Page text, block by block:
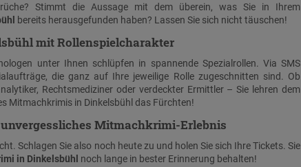
Stimmt die Aussage mit dem überein, was Sie in Ihrem
bereits herausgefunden haben? Lassen Sie sich nicht täuschen!
mit Rollenspielcharakter
unter Ihnen schlüpfen in spannende Spezialrollen. Via SMS
die ganz auf Ihre jeweilige Rolle zugeschnitten sind. Ob
Rechtsmediziner oder verdeckter Ermittler – Sie lehren dem
Mitmachkrimis in Dinkelsbühl das Fürchten!
Mitmachkrimi-Erlebnis
Schlagen Sie also noch heute zu und holen Sie sich Ihre Tickets. Sie
in Dinkelsbühl noch lange in bester Erinnerung behalten!